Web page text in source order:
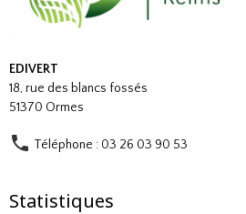
EDIVERT
18, rue des blancs fossés
51370 Ormes
Téléphone : 03 26 03 90 53
Statistiques